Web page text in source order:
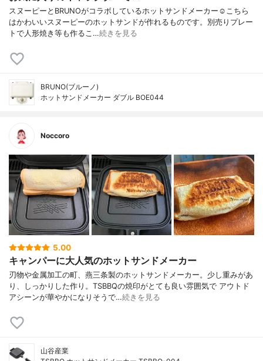
スヌーピーとBRUNOがコラボしているホットサンドメーカー‪‪☺︎‬こちら
はかわいいスヌーピーのホットサンドが作れるものです。別売りプレー
トで人形焼き等も作るこ…続きを見る
BRUNO(ブルーノ)
ホットサンドメーカー ダブル BOE044
Noccoro
5.00
キャンパーに大人気のホットサンドメーカー
刃物や金属加工の町、燕三条製のホットサンドメーカー。少し重みがあ
り、しっかりした作り。TSBBQの焼印がとても良い雰囲気で アウトド
アシーンが華やかになりそうで…続きを見る
山谷産業